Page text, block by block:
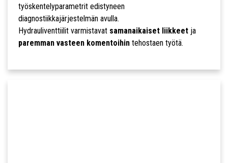
työskentelyparametrit edistyneen
diagnostiikkajärjestelmän avulla.
Hydrauliventtiilit varmistavat samanaikaiset liikkeetja
paremman vasteen komentoihintehostaen työtä.